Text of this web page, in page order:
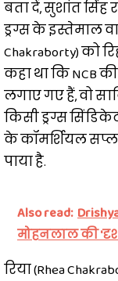
बता दें, सुशांत
ड्रग्स के इस्तेमाल
Chakraborty) को
कहा था कि NCB
लगाए गए हैं, वो
किसी ड्रग्स
के कॉमर्शियल
पाया है.
Also read:
मोहनलाल की
रिया (Rhea